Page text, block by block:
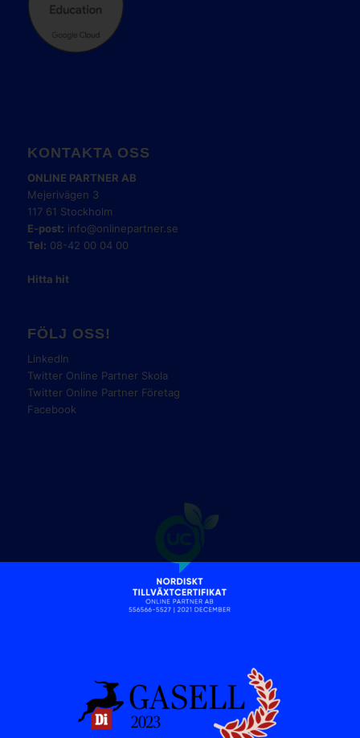
KONTAKTA OSS
ONLINE PARTNER AB
Mejerivägen 3
117 61 Stockholm
E-post: info@onlinepartner.se
Tel: 08-42 00 04 00
Hitta hit
FÖLJ OSS!
LinkedIn
Twitter Online Partner Skola
Twitter Online Partner Företag
Facebook